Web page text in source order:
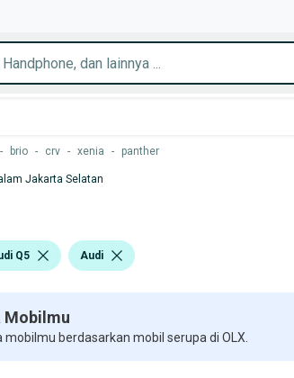
- brio - crv - xenia - panther
Jakarta Selatan
Q5 Audi
Mobilmu
mobilmu berdasarkan mobil serupa di OLX.